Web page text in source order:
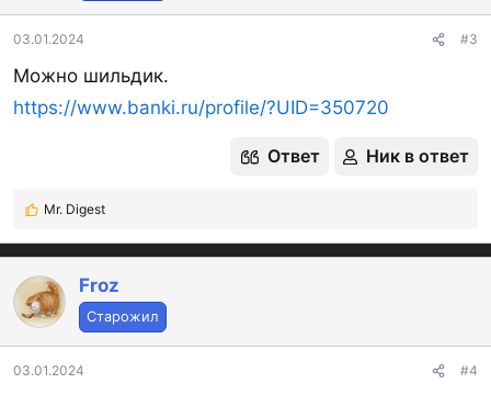
и
:
03.01.2024 #3
Можно шильдик.
https://www.banki.ru/profile/?UID=350720
Ответ Ник в ответ
Р
е
а
к
ц
и
и
:
Mr. Digest
Froz
Старожил
03.01.2024 #4